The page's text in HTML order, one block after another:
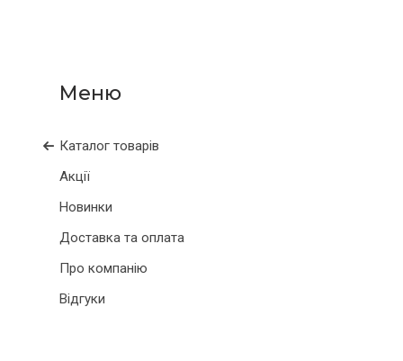
Каталог товарів
Акції
Новинки
Доставка та оплата
Про компанію
Відгуки